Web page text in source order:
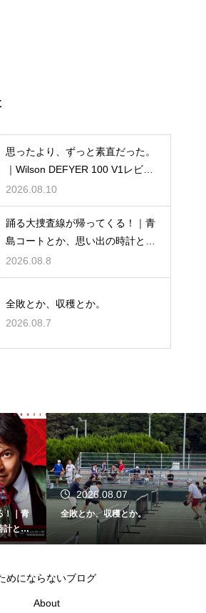
思ったより、ずっと素直だった。
｜Wilson DEFYER 100 V1レビュ
ー
2026.08.10
踊る大捜査線が帰ってくる！｜青
島コートとか、思い出の時計と
か。
2026.08.8
全敗とか、収穫とか。
2026.08.7
！｜青
計と
2026.08.07
全敗とか、収穫とか。
めにならないブログ
About